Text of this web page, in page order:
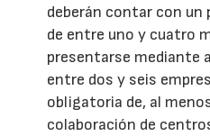
deberán contar con un
de entre uno y cuatro
presentarse mediante
entre dos y seis
obligatoria de, al
colaboración de